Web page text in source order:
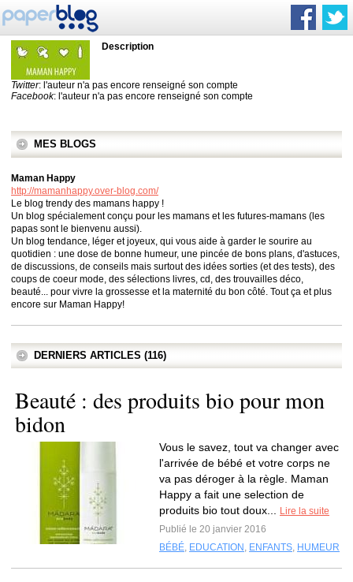
Description
Twitter: l'auteur n'a pas encore renseigné son compte
Facebook: l'auteur n'a pas encore renseigné son compte
MES BLOGS
Maman Happy
http://mamanhappy.over-blog.com/
Le blog trendy des mamans happy !
Un blog spécialement conçu pour les mamans et les futures-mamans (les
papas sont le bienvenu aussi).
Un blog tendance, léger et joyeux, qui vous aide à garder le sourire au
quotidien : une dose de bonne humeur, une pincée de bons plans, d'astuces,
de discussions, de conseils mais surtout des idées sorties (et des tests), des
coups de coeur mode, des sélections livres, cd, des trouvailles déco,
beauté... pour vivre la grossesse et la maternité du bon côté. Tout ça et plus
encore sur Maman Happy!
DERNIERS ARTICLES (116)
Beauté : des produits bio pour mon
bidon
Vous le savez, tout va changer avec
l'arrivée de bébé et votre corps ne
va pas déroger à la règle. Maman
Happy a fait une selection de
produits bio tout doux...
Lire la suite
Publié le 20 janvier 2016
BÉBÉ, EDUCATION , ENFANTS, HUMEUR